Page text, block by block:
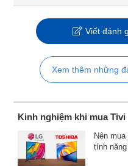
Viết đánh
Xem thêm những
Kinh nghiệm khi mua Tivi
Nên
tính